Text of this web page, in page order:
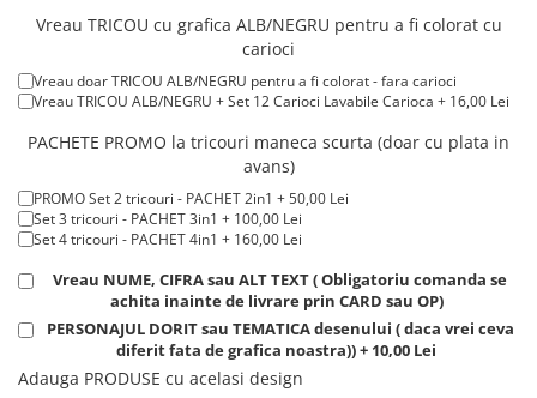
Tricouri de cuplu Valentine's Day
Valentine's Day
Cadouri pentru Bunici
Cadouri Craciun
Cadouri pentru Mama
Cadouri Back to school
Cadouri de Paște
Cadouri Traditionale Romanesti
8 Martie
Tricou ROSU maneca scurta 100% bumbac, 155 g/m². + 15,00 Lei
Tricou POLO alb maneca SCURTA 200-220 g/m² - marimi COPII + 15,00
Tricou POLO alb maneca LUNGA 200-220 g/m² marimi COPII + 20,00
Lei
- extracost + 20,00 Lei
Vreau TRICOU cu grafica ALB/NEGRU pentru a fi colorat cu
carioci
Vreau doar TRICOU ALB/NEGRU pentru a fi colorat - fara carioci
Vreau TRICOU ALB/NEGRU + Set 12 Carioci Lavabile Carioca + 16,00 Lei
PACHETE PROMO la tricouri maneca scurta (doar cu plata in
avans)
PROMO Set 2 tricouri - PACHET 2in1 + 50,00 Lei
Set 3 tricouri - PACHET 3in1 + 100,00 Lei
Set 4 tricouri - PACHET 4in1 + 160,00 Lei
Vreau NUME, CIFRA sau ALT TEXT ( Obligatoriu comanda se
achita inainte de livrare prin CARD sau OP)
PERSONAJUL DORIT sau TEMATICA desenului ( daca vrei ceva
diferit fata de grafica noastra)) + 10,00 Lei
Adauga PRODUSE cu acelasi design